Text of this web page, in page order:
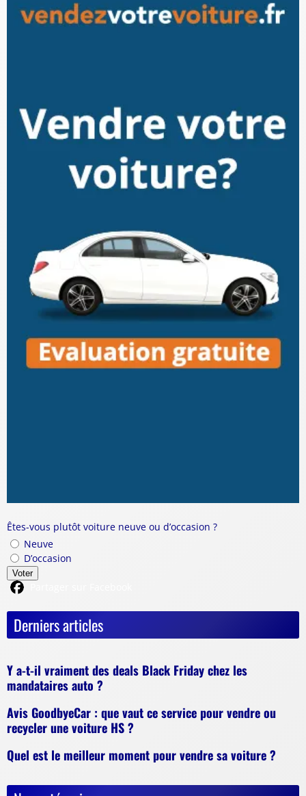
Êtes-vous plutôt voiture neuve ou d’occasion ?
Neuve
D’occasion
Voter
Derniers articles
Y a-t-il vraiment des deals Black Friday chez les
mandataires auto ?
Avis GoodbyeCar : que vaut ce service pour vendre ou
recycler une voiture HS ?
Quel est le meilleur moment pour vendre sa voiture ?